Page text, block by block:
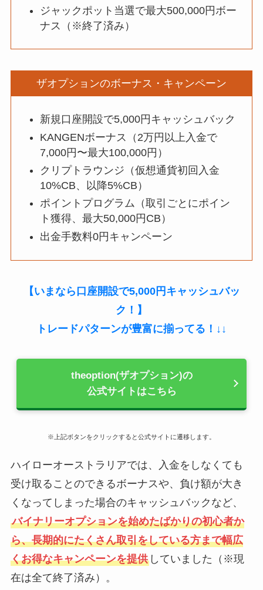
ジャックポット当選で最大500,000円ボー
ナス（※終了済み）
ザオプションのボーナス・キャンペーン
新規口座開設で5,000円キャッシュバック
KANGENボーナス（2万円以上入金で
7,000円〜最大100,000円）
クリプトラウンジ（仮想通貨初回入金
10%CB、以降5%CB）
ポイントプログラム（取引ごとにポイン
ト獲得、最大50,000円CB）
出金手数料0円キャンペーン
【いまなら口座開設で5,000円キャッシュバッ
ク！】
トレードパターンが豊富に揃ってる！↓↓
theoption(ザオプション)の
公式サイトはこちら
※上記ボタンをクリックすると公式サイトに遷移します。
ハイローオーストラリアでは、入金をしなくても
受け取ることのできるボーナスや、負け額が大き
くなってしまった場合のキャッシュバックなど、
バイナリーオプションを始めたばかりの初心者か
ら、長期的にたくさん取引をしている方まで幅広
くお得なキャンペーンを提供していました（※現
在は全て終了済み）。